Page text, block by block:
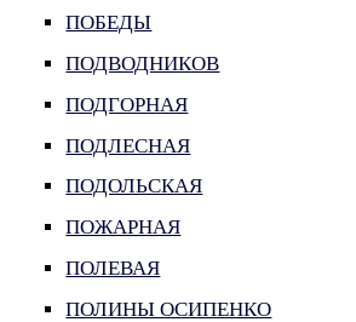
ПОБЕДЫ
ПОДВОДНИКОВ
ПОДГОРНАЯ
ПОДЛЕСНАЯ
ПОДОЛЬСКАЯ
ПОЖАРНАЯ
ПОЛЕВАЯ
ПОЛИНЫ ОСИПЕНКО